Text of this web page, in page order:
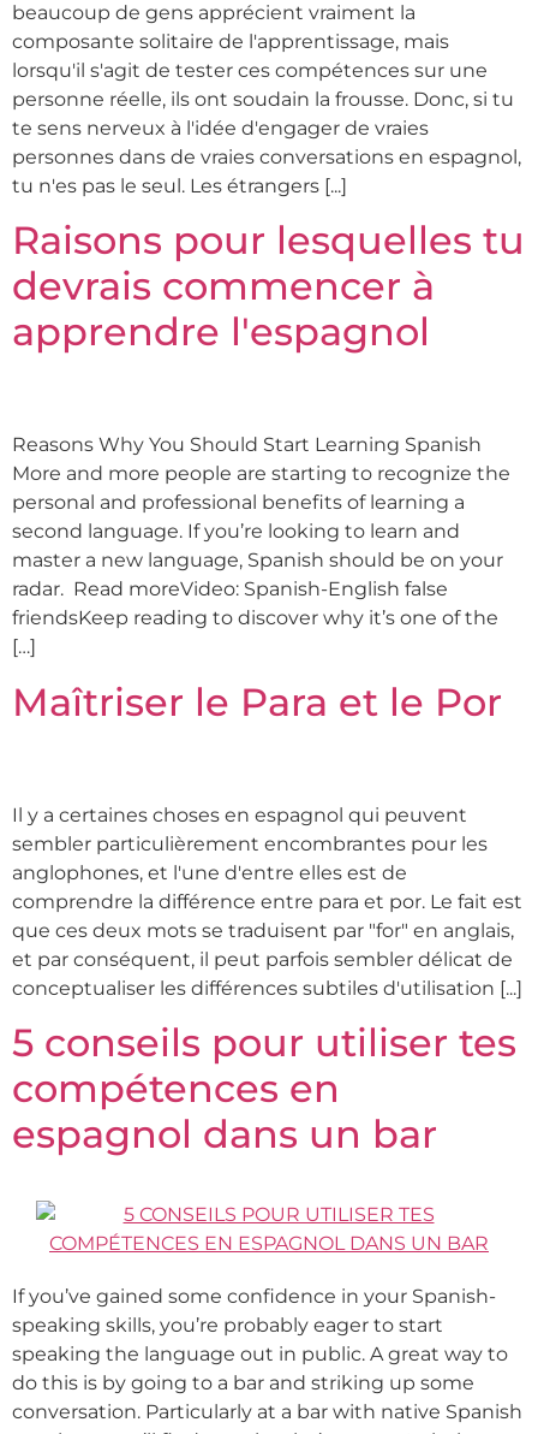
beaucoup de gens apprécient vraiment la
composante solitaire de l'apprentissage, mais
lorsqu'il s'agit de tester ces compétences sur une
personne réelle, ils ont soudain la frousse. Donc, si tu
te sens nerveux à l'idée d'engager de vraies
personnes dans de vraies conversations en espagnol,
tu n'es pas le seul. Les étrangers [...]
Raisons pour lesquelles tu
devrais commencer à
apprendre l'espagnol
Reasons Why You Should Start Learning Spanish
More and more people are starting to recognize the
personal and professional benefits of learning a
second language. If you’re looking to learn and
master a new language, Spanish should be on your
radar. Read moreVideo: Spanish-English false
friendsKeep reading to discover why it’s one of the
[…]
Maîtriser le Para et le Por
Il y a certaines choses en espagnol qui peuvent
sembler particulièrement encombrantes pour les
anglophones, et l'une d'entre elles est de
comprendre la différence entre para et por. Le fait est
que ces deux mots se traduisent par "for" en anglais,
et par conséquent, il peut parfois sembler délicat de
conceptualiser les différences subtiles d'utilisation [...]
5 conseils pour utiliser tes
compétences en
espagnol dans un bar
If you’ve gained some confidence in your Spanish-
speaking skills, you’re probably eager to start
speaking the language out in public. A great way to
do this is by going to a bar and striking up some
conversation. Particularly at a bar with native Spanish